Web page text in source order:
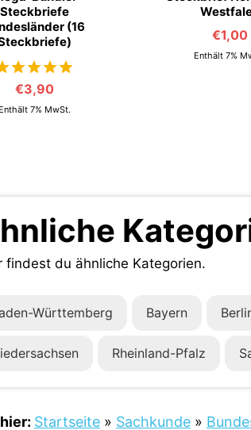
Steckbriefe
(16
von 5
€3,90
Enthält 7% MwSt.
€1,00
Enthält 7%
findest du ähnliche Kategorien.
Württemberg Bayern
Rheinland-Pfalz
Startseite » Sachkunde »